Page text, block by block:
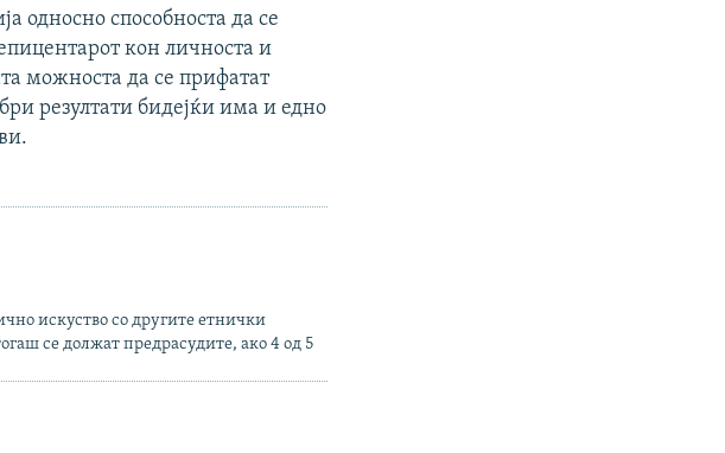
односно способноста да се
кон личноста и
можноста да се прифатат
резултати бидејќи има и едно
искуство со другите етнички
се должат предрасудите, ако 4 од 5